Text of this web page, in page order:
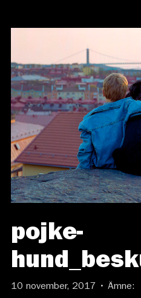
pojke-
10 november, 2017 • Ämne: